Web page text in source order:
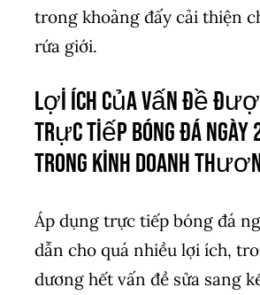
trong khoảng đấy cải thiện
rứa giới.
Lợi ích của vấn đề
trực tiếp bóng đá ngày
trong kinh doanh
Áp dụng trực tiếp bóng đá
dẫn cho quá nhiều lợi ích,
dương hết vấn đề sửa sang